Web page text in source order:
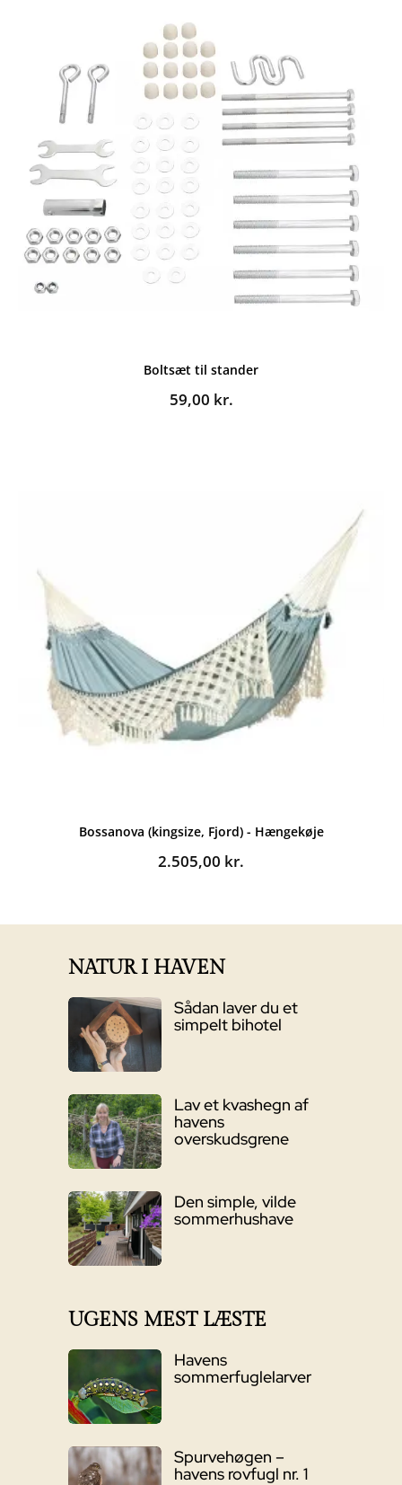
Boltsæt til stander
59,00 kr.
Bossanova (kingsize, Fjord) - Hængekøje
2.505,00 kr.
NATUR I HAVEN
Sådan laver du et
simpelt bihotel
Lav et kvashegn af
havens
overskudsgrene
Den simple, vilde
sommerhushave
UGENS MEST LÆSTE
Havens
sommerfuglelarver
Spurvehøgen –
havens rovfugl nr. 1